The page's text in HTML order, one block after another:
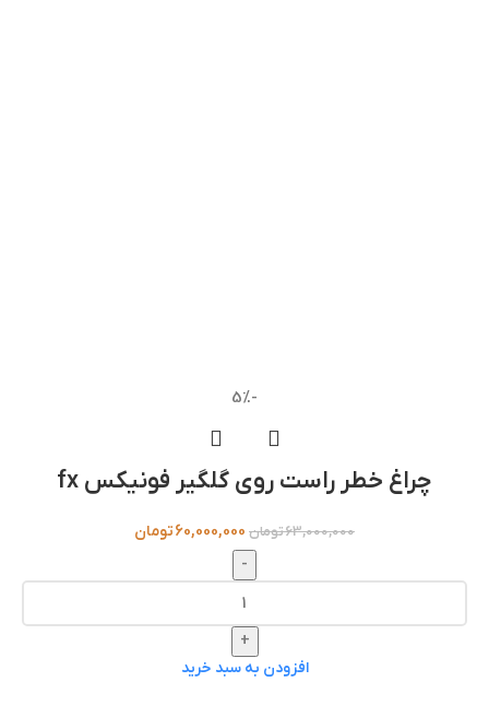
-5%
چراغ خطر راست روی گلگیر فونیکس fx
63,000,000تومان 60,000,000تومان
-
+
افزودن به سبد خرید